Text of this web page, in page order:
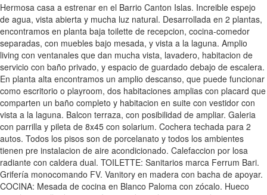
Hermosa casa a estrenar en el Barrio Canton Islas. Increible espejo
de agua, vista abierta y mucha luz natural. Desarrollada en 2 plantas,
encontramos en planta baja toilette de recepcion, cocina-comedor
separadas, con muebles bajo mesada, y vista a la laguna. Amplio
living con ventanales que dan mucha vista, lavadero, habitacion de
servicio con baño privado, y espacio de guardado debajo de escalera.
En planta alta encontramos un amplio descanso, que puede funcionar
como escritorio o playroom, dos habitaciones amplias con placard que
comparten un baño completo y habitacion en suite con vestidor con
vista a la laguna. Balcon terraza, con posibilidad de ampliar. Galeria
con parrilla y pileta de 8x45 con solarium. Cochera techada para 2
autos. Todos los pisos son de porcelanato y todos los ambientes
tienen pre instalacion de aire acondicionado. Calefaccion por losa
radiante con caldera dual. TOILETTE: Sanitarios marca Ferrum Bari.
Grifería monocomando FV. Vanitory en madera con bacha de apoyar.
COCINA: Mesada de cocina en Blanco Paloma con zócalo. Hueco